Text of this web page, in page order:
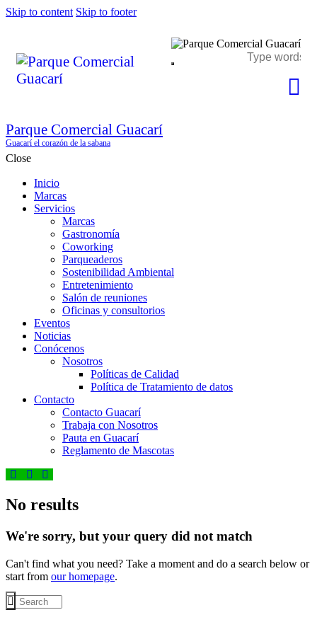
Skip to content Skip to footer
Parque Comercial Guacarí
Guacarí el corazón de la sabana
Close
Inicio
Marcas
Servicios
Marcas
Gastronomía
Coworking
Parqueaderos
Sostenibilidad Ambiental
Entretenimiento
Salón de reuniones
Oficinas y consultorios
Eventos
Noticias
Conócenos
Nosotros
Políticas de Calidad
Política de Tratamiento de datos
Contacto
Contacto Guacarí
Trabaja con Nosotros
Pauta en Guacarí
Reglamento de Mascotas
No results
We're sorry, but your query did not match
Can't find what you need? Take a moment and do a search below or
start from our homepage.